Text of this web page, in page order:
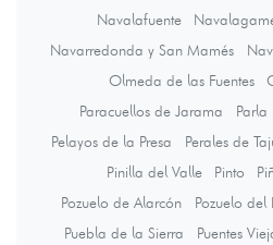
Navalafuente
Navarredonda y San Mamés
Olmeda de las Fuentes
Paracuellos de Jarama
Parla
Pelayos de la Presa
Perales de
Pinilla del Valle
Pinto
Pozuelo de Alarcón
Pozuelo del
Puebla de la Sierra
Puentes